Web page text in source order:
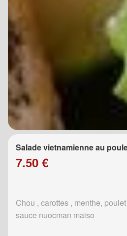
Salade vietnamienne au
7.50 €
Chou , carottes , menthe,
sauce nuocman maiso